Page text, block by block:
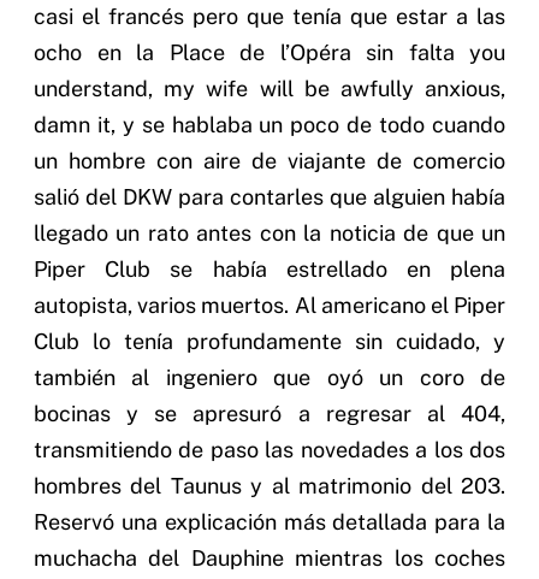
casi el francés pero que tenía que estar a las
ocho en la Place de l’Opéra sin falta you
understand, my wife will be awfully anxious,
damn it, y se hablaba un poco de todo cuando
un hombre con aire de viajante de comercio
salió del DKW para contarles que alguien había
llegado un rato antes con la noticia de que un
Piper Club se había estrellado en plena
autopista, varios muertos. Al americano el Piper
Club lo tenía profundamente sin cuidado, y
también al ingeniero que oyó un coro de
bocinas y se apresuró a regresar al 404,
transmitiendo de paso las novedades a los dos
hombres del Taunus y al matrimonio del 203.
Reservó una explicación más detallada para la
muchacha del Dauphine mientras los coches